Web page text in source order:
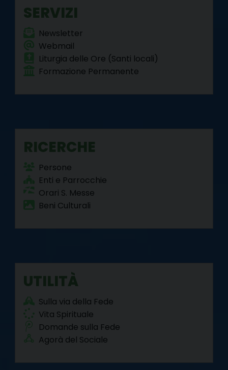
SERVIZI
Newsletter
Webmail
Liturgia delle Ore (Santi locali)
Formazione Permanente
RICERCHE
Persone
Enti e Parrocchie
Orari S. Messe
Beni Culturali
UTILITÀ
Sulla via della Fede
Vita Spirituale
Domande sulla Fede
Agorà del Sociale